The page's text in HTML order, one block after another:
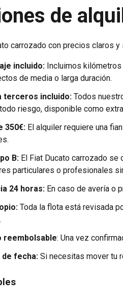
de
carrozado con precios claros
incluido: Incluimos kilómetros
de media o larga duración.
terceros incluido: Todos
riesgo, disponible como
350€: El alquiler requiere una
B: El Fiat Ducato carrozado
particulares o profesionales
24 horas: En caso de avería o
Toda la flota está revisada
reembolsable: Una vez
de fecha: Si necesitas mover tu